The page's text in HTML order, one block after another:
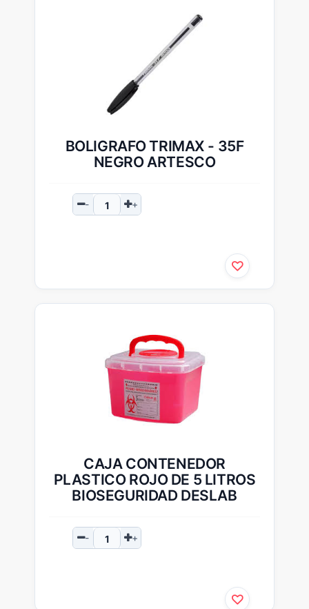
BOLIGRAFO TRIMAX - 35F
NEGRO ARTESCO
CAJA CONTENEDOR
PLASTICO ROJO DE 5 LITROS
BIOSEGURIDAD DESLAB